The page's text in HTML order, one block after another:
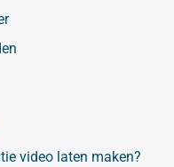
video laten maken?